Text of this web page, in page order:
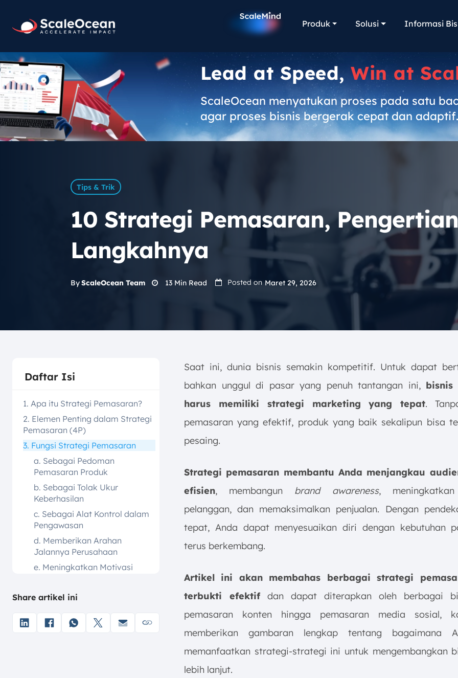
Produk Solusi Informasi
Lead at Speed,Win at
ScaleOcean menyatukan proses pada satu
agar proses bisnis bergerak cepat dan adaptif.
Tips & Trik
10 Strategi Pemasaran,
Langkahnya
ByScaleOcean Team 13 Min Read Posted on Maret 29, 2026
Daftar Isi
1. Apa itu Strategi Pemasaran?
2. Elemen Penting dalam Strategi
Pemasaran (4P)
3. Fungsi Strategi Pemasaran
a. Sebagai Pedoman
Pemasaran Produk
b. Sebagai Tolak Ukur
Keberhasilan
c. Sebagai Alat Kontrol dalam
Pengawasan
d. Memberikan Arahan
Jalannya Perusahaan
e. Meningkatkan Motivasi
Mengevaluasi Kinerja Anggota
Perusahaan
Share artikel ini
Saat ini, dunia bisnis semakin kompetitif. Untuk dapat
bahkan unggul di pasar yang penuh tantangan ini, bisnis
harus memiliki strategi marketing yang tepat.
pemasaran yang efektif, produk yang baik sekalipun bisa
pesaing.
Strategi pemasaran membantu Anda menjangkau
efisien, membangun brand awareness,
pelanggan, dan memaksimalkan penjualan. Dengan
tepat, Anda dapat menyesuaikan diri dengan kebutuhan
terus berkembang.
Artikel ini akan membahas berbagai strategi
terbukti efektifdan dapat diterapkan oleh berbagai
pemasaran konten hingga pemasaran media sosial,
memberikan gambaran lengkap tentang bagaimana
memanfaatkan strategi-strategi ini untuk mengembangkan
lebih lanjut.